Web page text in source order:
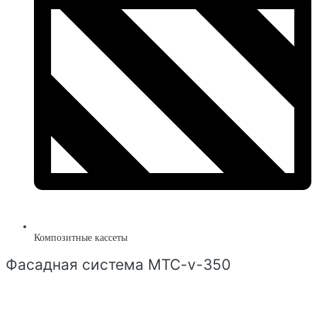
Композитные кассеты
Фасадная система MTC-v-350